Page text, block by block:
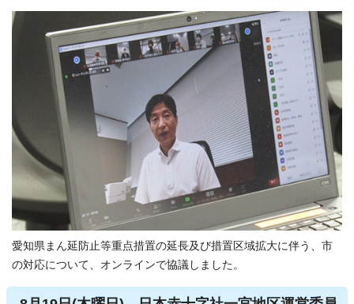
愛知県まん延防止等重点措置の延長及び措置区域拡大に伴う、市
の対応について、オンラインで協議しました。